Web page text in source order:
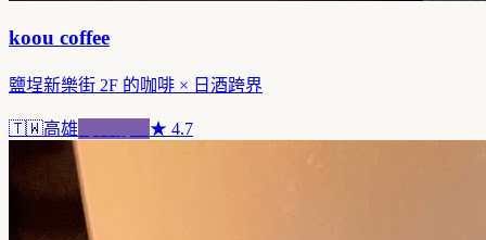
koou coffee
鹽埕新樂街 2F 的咖啡 × 日酒跨界
🇹🇼高雄 ★ 4.7